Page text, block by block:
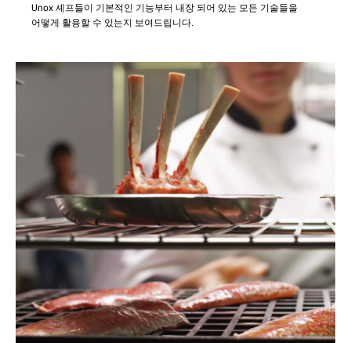
Unox 셰프들이 기본적인 기능부터 내장 되어 있는 모든 기술들을
어떻게 활용할 수 있는지 보여드립니다.